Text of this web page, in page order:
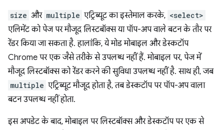
size और multiple एट्रिब्यूट का इस्तेमाल करके, <select>
एलिमेंट को पेज पर मौजूद लिस्टबॉक्स या पॉप-अप वाले बटन के तौर पर
रेंडर किया जा सकता है. हालांकि, ये मोड मोबाइल और डेस्कटॉप
Chrome पर एक जैसे तरीके से उपलब्ध नहीं हैं. मोबाइल पर, पेज में
मौजूद लिस्टबॉक्स को रेंडर करने की सुविधा उपलब्ध नहीं है. साथ ही, जब
multiple एट्रिब्यूट मौजूद होता है, तब डेस्कटॉप पर पॉप-अप वाला
बटन उपलब्ध नहीं होता.
इस अपडेट के बाद, मोबाइल पर लिस्टबॉक्स और डेस्कटॉप पर एक से